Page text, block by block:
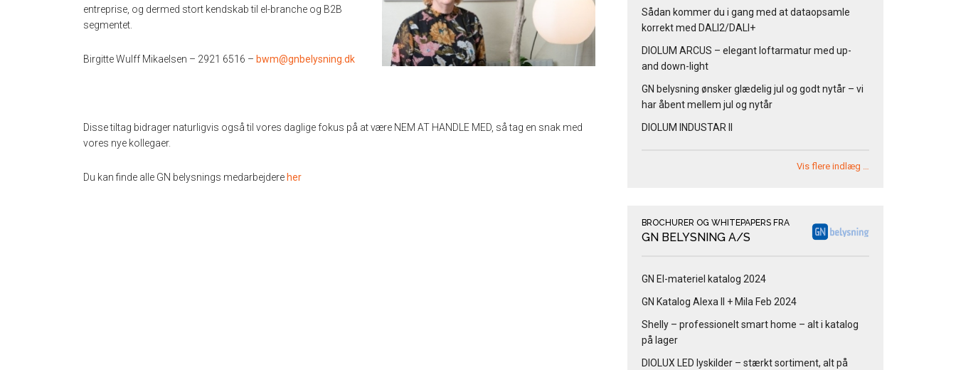
entreprise, og dermed stort kendskab til el-branche og B2B
segmentet.
Birgitte Wulff Mikaelsen – 2921 6516 – bwm@gnbelysning.dk
Disse tiltag bidrager naturligvis også til vores daglige fokus på at være NEM AT HANDLE MED, så tag en snak med
vores nye kollegaer.
Du kan finde alle GN belysnings medarbejdere her
Sådan kommer du i gang med at dataopsamle
korrekt med DALI2/DALI+
DIOLUM ARCUS – elegant loftarmatur med up-
and down-light
GN belysning ønsker glædelig jul og godt nytår – vi
har åbent mellem jul og nytår
DIOLUM INDUSTAR II
Vis flere indlæg …
BROCHURER OG WHITEPAPERS FRA
GN BELYSNING A/S
GN El-materiel katalog 2024
GN Katalog Alexa II + Mila Feb 2024
Shelly – professionelt smart home – alt i katalog
på lager
DIOLUX LED lyskilder – stærkt sortiment, alt på